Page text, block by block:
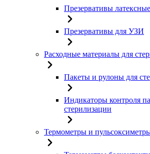
Презервативы латексные
Презервативы для УЗИ
Расходные материалы для
Пакеты и рулоны для
Индикаторы контроля
стерилизации
Термометры и